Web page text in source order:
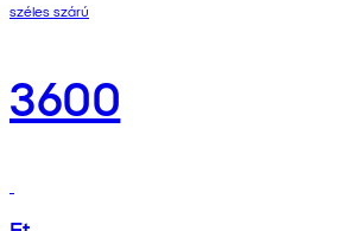
széles szárú
3600